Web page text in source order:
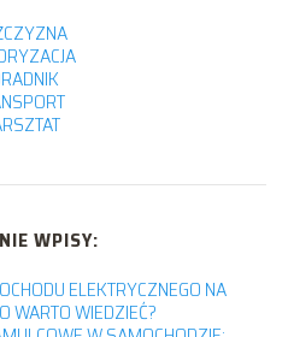
WPISY:
ELEKTRYCZNEGO NA
WARTO WIEDZIEĆ?